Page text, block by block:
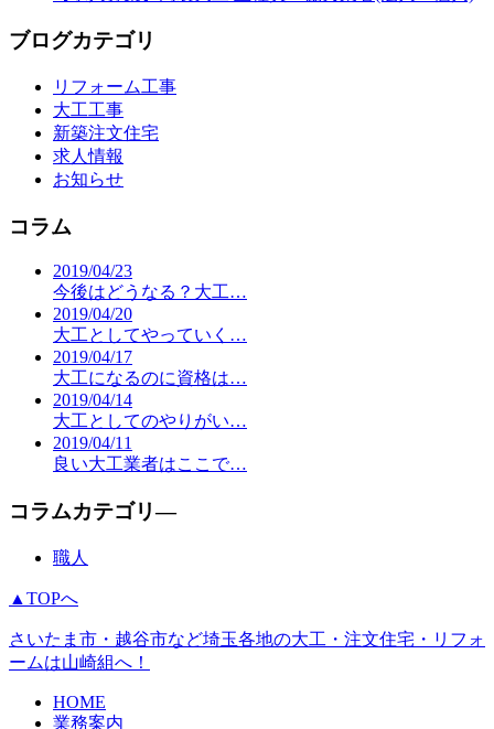
ブログカテゴリ
リフォーム工事
大工工事
新築注文住宅
求人情報
お知らせ
コラム
2019/04/23
今後はどうなる？大工…
2019/04/20
大工としてやっていく…
2019/04/17
大工になるのに資格は…
2019/04/14
大工としてのやりがい…
2019/04/11
良い大工業者はここで…
コラムカテゴリ―
職人
▲TOPへ
さいたま市・越谷市など埼玉各地の大工・注文住宅・リフォ
ームは山崎組へ！
HOME
業務案内